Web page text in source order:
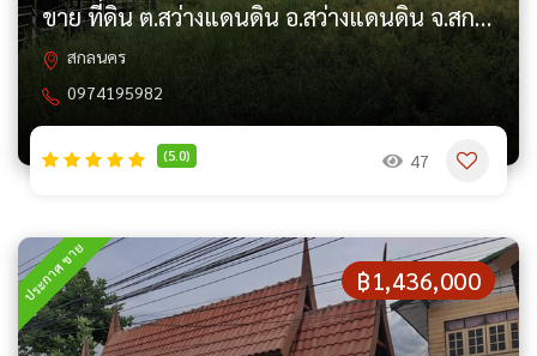
ขาย ที่ดิน ต.สว่างแดนดิน อ.สว่างแดนดิน จ.สกลนคร PAP2-0411
สกลนคร
0974195982
(5.0) 47
฿1,436,000
ประกาศ ขาย